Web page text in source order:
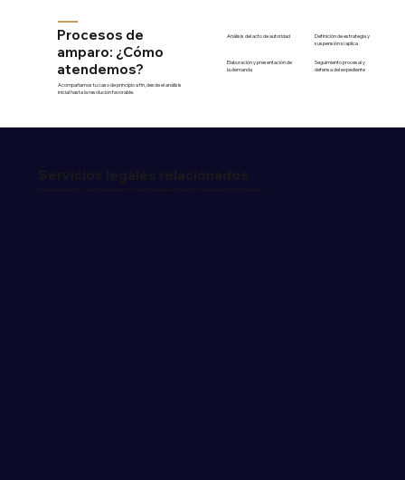
Procesos de
amparo: ¿Cómo
atendemos?
Acompañamos tu caso de principio a fin, desde el análisis
inicial hasta la resolución favorable.
Análisis del acto de autoridad
Definición de estrategia y
suspensión si aplica
Elaboración y presentación de
la demanda
Seguimiento procesal y
defensa del expediente